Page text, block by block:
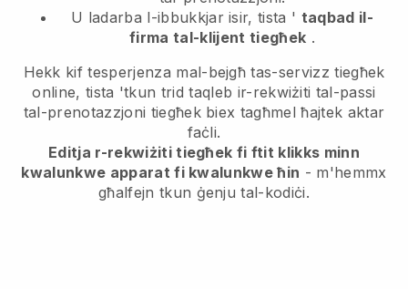
U ladarba l-ibbukkjar isir, tista ' taqbad il-
firma tal-klijent tiegħek .
Hekk kif tesperjenza mal-bejgħ tas-servizz tiegħek
online, tista 'tkun trid taqleb ir-rekwiżiti tal-passi
tal-prenotazzjoni tiegħek biex tagħmel ħajtek aktar
faċli.
Editja r-rekwiżiti tiegħek fi ftit klikks minn
kwalunkwe apparat fi kwalunkwe ħin - m'hemmx
għalfejn tkun ġenju tal-kodiċi.